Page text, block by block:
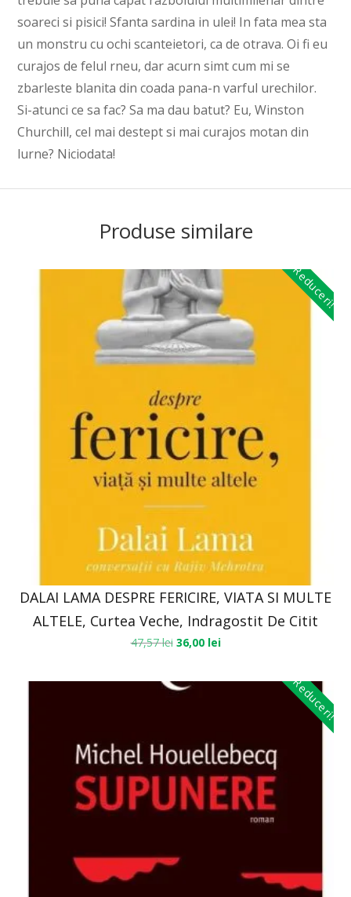
soareci si pisici! Sfanta sardina in ulei! In fata mea sta
un monstru cu ochi scanteietori, ca de otrava. Oi fi eu
curajos de felul rneu, dar acurn simt cum mi se
zbarleste blanita din coada pana-n varful urechilor.
Si-atunci ce sa fac? Sa ma dau batut? Eu, Winston
Churchill, cel mai destept si mai curajos motan din
lurne? Niciodata!
Produse similare
Reduceri!
DALAI LAMA DESPRE FERICIRE, VIATA SI MULTE
ALTELE, Curtea Veche, Indragostit De Citit
47,57lei 36,00 lei
Reduceri!